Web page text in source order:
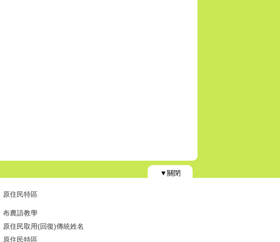
▼關閉
原住民特區
布農語教學
原住民取用(回復)傳統姓名
原住民特區